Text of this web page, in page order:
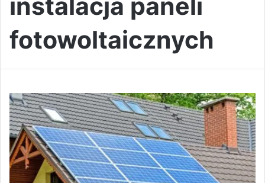
instalacja paneli
fotowoltaicznych